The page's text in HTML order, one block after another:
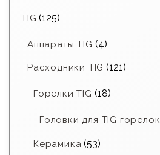
TIG (125)
Аппараты TIG (4)
Расходники TIG (121)
Горелки TIG (18)
Головки для TIG горелок
Керамика (53)